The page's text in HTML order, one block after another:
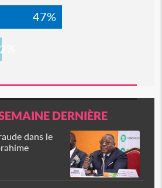
47%
2%
DERNIÈRE
dans le